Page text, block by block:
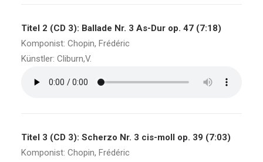
Titel 2 (CD 3): Ballade Nr. 3 As-Dur op. 47 (7:18)
Komponist: Chopin, Frédéric
Künstler: Cliburn,V.
Titel 3 (CD 3): Scherzo Nr. 3 cis-moll op. 39 (7:03)
Komponist: Chopin, Frédéric